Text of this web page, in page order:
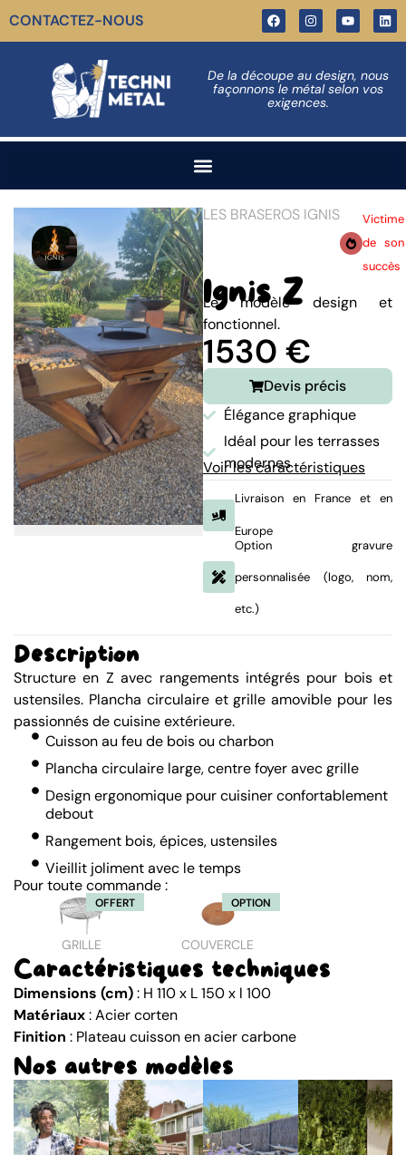
CONTACTEZ-NOUS
De la découpe au design, nous
façonnons le métal selon vos
exigences.
LES BRASEROS IGNIS
Victime
de son
succès
Ignis Z
Le modèle design et
fonctionnel.
1530 €
Devis précis
Élégance graphique
Idéal pour les terrasses
modernes
Voir les caractéristiques
Livraison en France et en
Europe
Option gravure
personnalisée (logo, nom,
etc.)
Description
Structure en Z avec rangements intégrés pour bois et
ustensiles. Plancha circulaire et grille amovible pour les
passionnés de cuisine extérieure.
Cuisson au feu de bois ou charbon
Plancha circulaire large, centre foyer avec grille
Design ergonomique pour cuisiner confortablement
debout
Rangement bois, épices, ustensiles
Vieillit joliment avec le temps
Pour toute commande :
GRILLE
OFFERT
COUVERCLE
OPTION
Caractéristiques techniques
Dimensions (cm): H 110 x L 150 x l 100
Matériaux: Acier corten
Finition : Plateau cuisson en acier carbone
Nos autres modèles